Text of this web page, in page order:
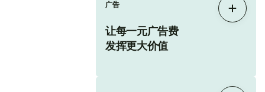
广告
让每一元广告费
发挥更大价值
展开